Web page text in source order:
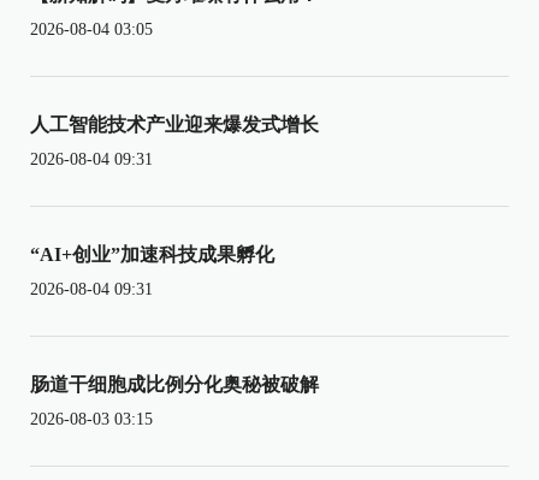
2026-08-04 03:05
人工智能技术产业迎来爆发式增长
2026-08-04 09:31
“AI+创业”加速科技成果孵化
2026-08-04 09:31
肠道干细胞成比例分化奥秘被破解
2026-08-03 03:15